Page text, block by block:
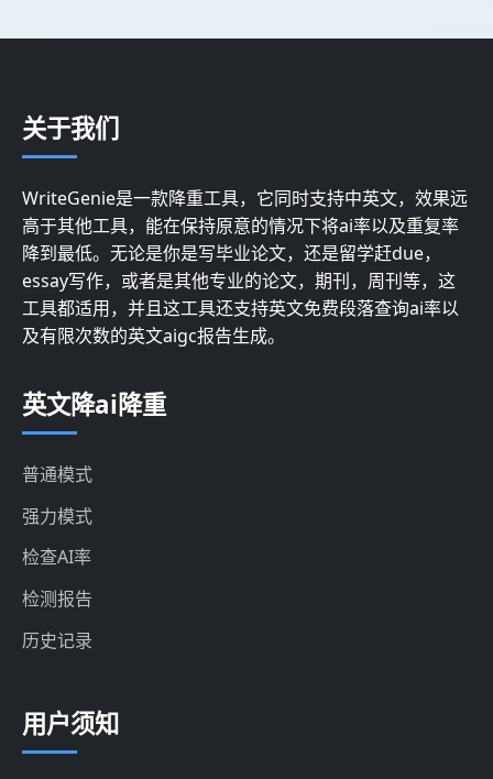
关于我们
WriteGenie是一款降重工具，它同时支持中英文，效果远
高于其他工具，能在保持原意的情况下将ai率以及重复率
降到最低。无论是你是写毕业论文，还是留学赶due，
essay写作，或者是其他专业的论文，期刊，周刊等，这
工具都适用，并且这工具还支持英文免费段落查询ai率以
及有限次数的英文aigc报告生成。
英文降ai降重
普通模式
强力模式
检查AI率
检测报告
历史记录
用户须知